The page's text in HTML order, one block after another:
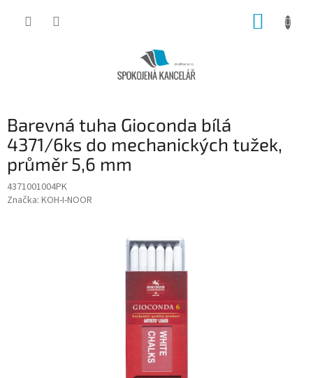
Barevná tuha Gioconda bílá
4371/6ks do mechanických tužek,
průměr 5,6 mm
4371001004PK
Značka: KOH-I-NOOR